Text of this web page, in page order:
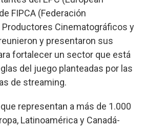
FIPCA (Federación
Productores Cinematográficos y
y presentaron sus
fortalecer un sector que está
del juego planteadas por las
de streaming.
representan a más de 1.000
Latinoamérica y Canadá-